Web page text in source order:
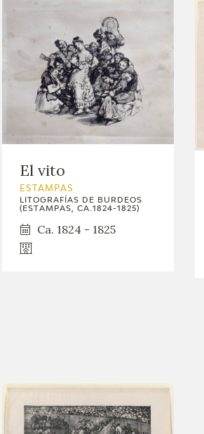
El vito
ESTAMPAS
LITOGRAFÍAS DE BURDEOS
(ESTAMPAS, CA.1824-1825)
Ca. 1824 - 1825